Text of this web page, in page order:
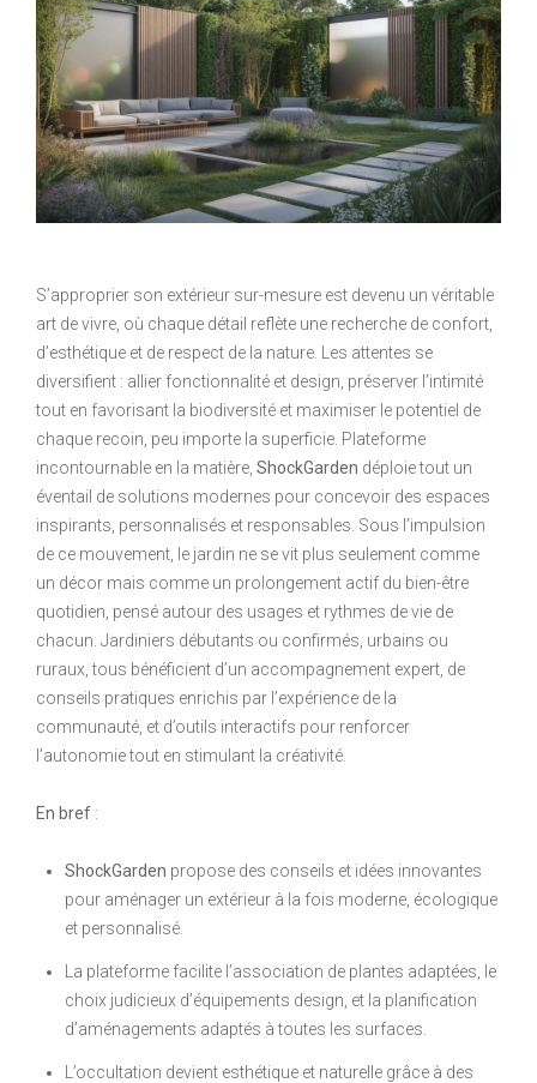
S’approprier son extérieur sur-mesure est devenu un véritable
art de vivre, où chaque détail reflète une recherche de confort,
d’esthétique et de respect de la nature. Les attentes se
diversifient : allier fonctionnalité et design, préserver l’intimité
tout en favorisant la biodiversité et maximiser le potentiel de
chaque recoin, peu importe la superficie. Plateforme
incontournable en la matière, ShockGarden déploie tout un
éventail de solutions modernes pour concevoir des espaces
inspirants, personnalisés et responsables. Sous l’impulsion
de ce mouvement, le jardin ne se vit plus seulement comme
un décor mais comme un prolongement actif du bien-être
quotidien, pensé autour des usages et rythmes de vie de
chacun. Jardiniers débutants ou confirmés, urbains ou
ruraux, tous bénéficient d’un accompagnement expert, de
conseils pratiques enrichis par l’expérience de la
communauté, et d’outils interactifs pour renforcer
l’autonomie tout en stimulant la créativité.
En bref :
ShockGarden propose des conseils et idées innovantes
pour aménager un extérieur à la fois moderne, écologique
et personnalisé.
La plateforme facilite l’association de plantes adaptées, le
choix judicieux d’équipements design, et la planification
d’aménagements adaptés à toutes les surfaces.
L’occultation devient esthétique et naturelle grâce à des